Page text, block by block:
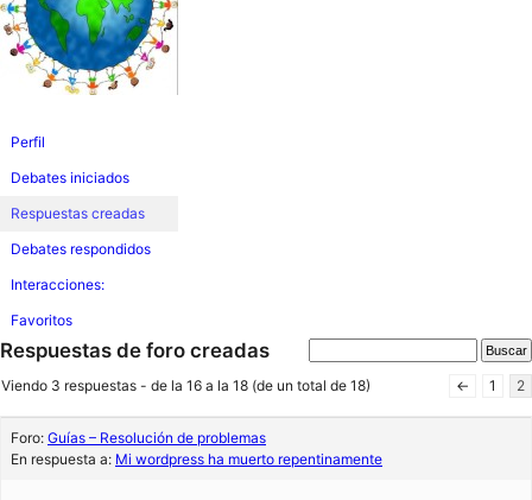
Perfil
Debates iniciados
Respuestas creadas
Debates respondidos
Interacciones:
Favoritos
Respuestas de foro creadas
Viendo 3 respuestas - de la 16 a la 18 (de un total de 18) ← 1 2
Foro: Guías – Resolución de problemas
En respuesta a: Mi wordpress ha muerto repentinamente